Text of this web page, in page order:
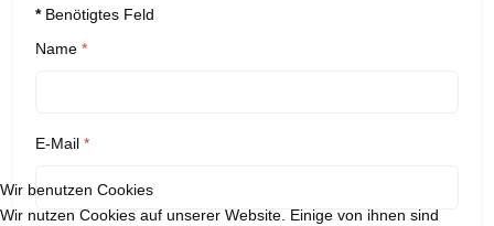
*Benötigtes Feld
Name *
E-Mail *
Wir benutzen Cookies
Wir nutzen Cookies auf unserer Website. Einige von ihnen sind